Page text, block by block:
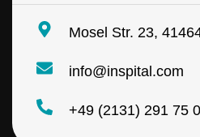
Mosel Str. 23,
info@inspital.com
+49 (2131) 291 75